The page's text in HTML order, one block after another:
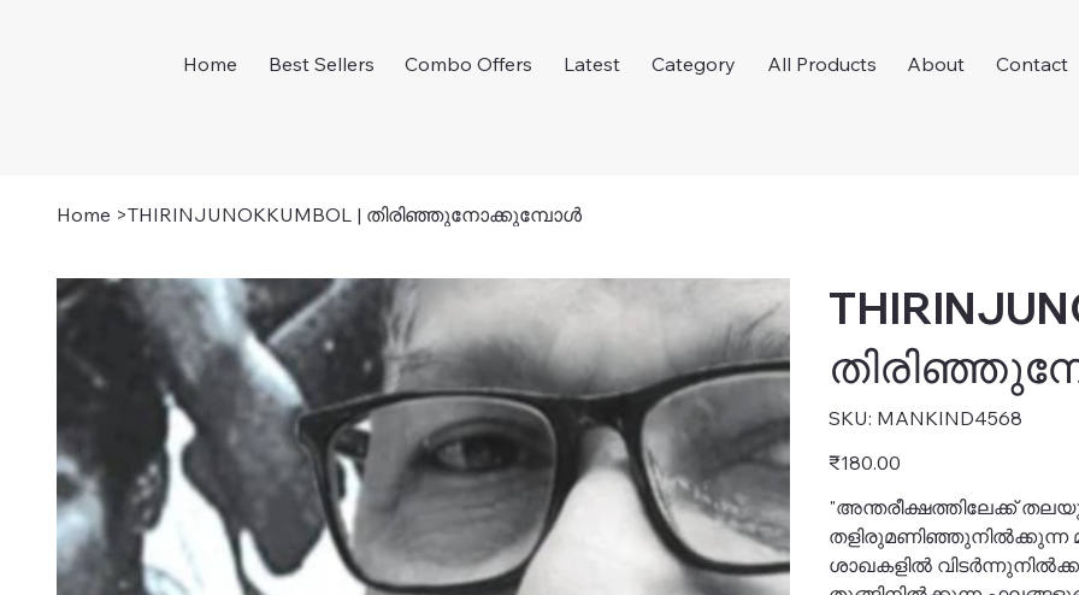
Home Best Sellers Combo Offers Latest Category All Products About Contact
Home >THIRINJUNOKKUMBOL | തിരിഞ്ഞുനോക്കുമ്പോൾ
SKU: SKU
MANKIND4568
MANKIND4568
Price
₹180.00
"അന്തരീക്ഷത്തിലേക്ക്
തളിരുമണിഞ്ഞുനിൽക്കുന്ന
ശാഖകളിൽ